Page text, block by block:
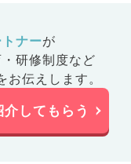
ナーが
研修制度など
伝えします。
してもらう